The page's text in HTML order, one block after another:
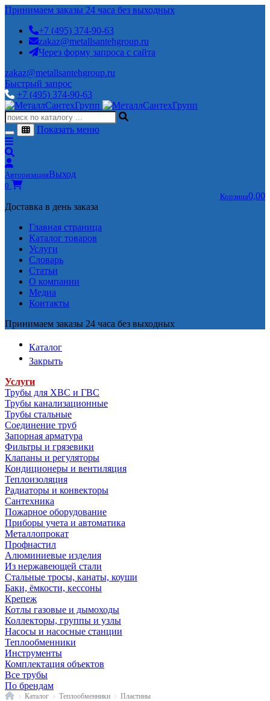
Принимаем заказы 24 часа без выходных
+7 (495) 374-90-63
zakaz@metallsantehgroup.ru
Через форму запроса с сайта
zakaz@metallsantehgroup.ru
Быстрый запрос
+7 (495) 374-90-63
Показать меню
АвторизацияВыход
0
Корзина0,00
Доставка в день заказа
Главная страница
Каталог товаров
Услуги
Словарь
Статьи
О компании
Медиа
Контакты
Принимаем заказы 24 часа без выходных
Каталог
Закрыть
Услуги
Трубы для ХВС и ГВС
Трубы канализационные
Трубы стальные
Соединение труб
Запорная арматура
Фильтры и грязевики
Клапаны и регуляторы
Кондиционеры и вентиляция
Теплоизоляция
Радиаторы и конвекторы
Сантехника
Пожарное оборудование
Приборы учета и автоматика
Металлопрокат
Профнастил
Алюминиевые изделия
Из нержавеющей стали
Стальные тросы, канаты, коуши
Баки, ёмкости, кессоны
Крепеж
Котлы газовые и дымоходы
Коллекторы, группы и узлы
Насосы и насосные станции
Теплообменники
Инструменты
Комплектация объектов
Все трубы
По брендам
ГлавнаяКаталог Теплообменники Пластины